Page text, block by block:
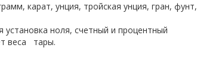
карат, унция, тройская унция, гран, фунт,
установка ноля, счетный и процентный
веса тары.